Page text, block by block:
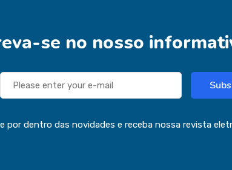
se no nosso
por dentro das novidades e receba nossa revista